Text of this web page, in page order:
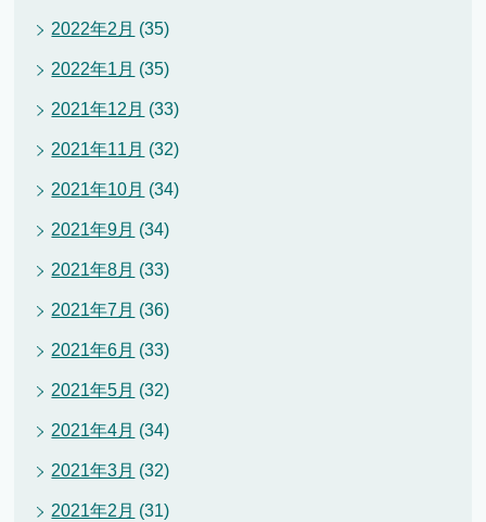
2022年2月 (35)
2022年1月 (35)
2021年12月 (33)
2021年11月 (32)
2021年10月 (34)
2021年9月 (34)
2021年8月 (33)
2021年7月 (36)
2021年6月 (33)
2021年5月 (32)
2021年4月 (34)
2021年3月 (32)
2021年2月 (31)